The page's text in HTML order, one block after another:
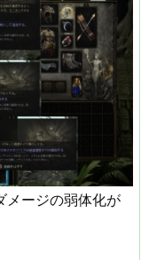
メージの弱体化が